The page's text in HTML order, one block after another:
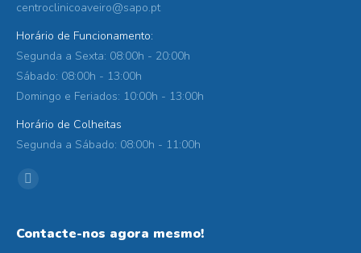
centroclinicoaveiro@sapo.pt
Horário de Funcionamento:
Segunda a Sexta: 08:00h - 20:00h
Sábado: 08:00h - 13:00h
Domingo e Feriados: 10:00h - 13:00h
Horário de Colheitas
Segunda a Sábado: 08:00h - 11:00h
Find us on:
Contacte-nos agora mesmo!